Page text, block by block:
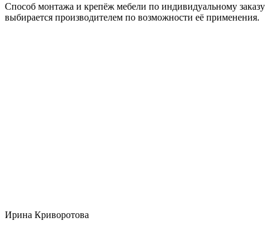
Способ монтажа и крепёж мебели по индивидуальному заказу
выбирается производителем по возможности её применения.
Ирина Криворотова